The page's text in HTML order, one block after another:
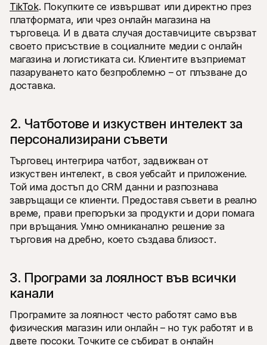
TikTok. Покупките се извършват или директно през
платформата, или чрез онлайн магазина на
търговеца. И в двата случая доставчиците свързват
своето присъствие в социалните медии с онлайн
магазина и логистиката си. Клиентите възприемат
пазаруването като безпроблемно – от плъзване до
доставка.
2. Чатботове и изкуствен интелект за
персонализирани съвети
Търговец интегрира чатбот, задвижван от
изкуствен интелект, в своя уебсайт и приложение.
Той има достъп до CRM данни и разпознава
завръщащи се клиенти. Предоставя съвети в реално
време, прави препоръки за продукти и дори помага
при връщания. Умно омниканално решение за
търговия на дребно, което създава близост.
3. Програми за лоялност във всички
канали
Програмите за лоялност често работят само във
физическия магазин или онлайн – но тук работят и в
двете посоки. Точките се събират в онлайн